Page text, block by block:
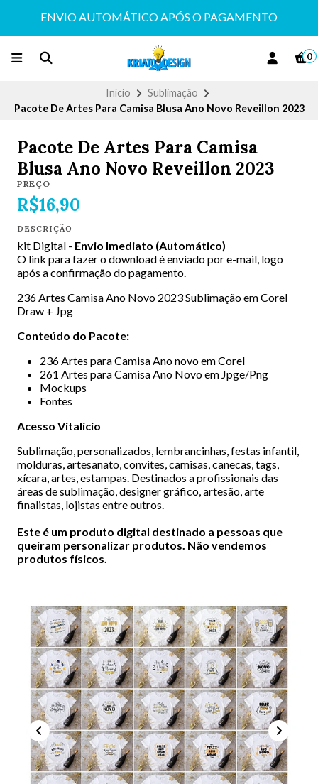
ENVIO AUTOMÁTICO APÓS O PAGAMENTO
0
Início
Sublimação
Pacote De Artes Para Camisa Blusa Ano Novo Reveillon 2023
Pacote De Artes Para Camisa
Blusa Ano Novo Reveillon 2023
PREÇO
R$16,90
DESCRIÇÃO
kit Digital - Envio Imediato (Automático)
O link para fazer o download é enviado por e-mail, logo
após a confirmação do pagamento.
236 Artes Camisa Ano Novo 2023 Sublimação em Corel
Draw + Jpg
Conteúdo do Pacote:
236 Artes para Camisa Ano novo em Corel
261 Artes para Camisa Ano Novo em Jpge/Png
Mockups
Fontes
Acesso Vitalício
Sublimação, personalizados, lembrancinhas, festas infantil,
molduras, artesanato, convites, camisas, canecas, tags,
xícara, artes, estampas. Destinados a profissionais das
áreas de sublimação, designer gráfico, artesão, arte
finalistas, lojistas entre outros.
Este é um produto digital destinado a pessoas que
queiram personalizar produtos. Não vendemos
produtos físicos.